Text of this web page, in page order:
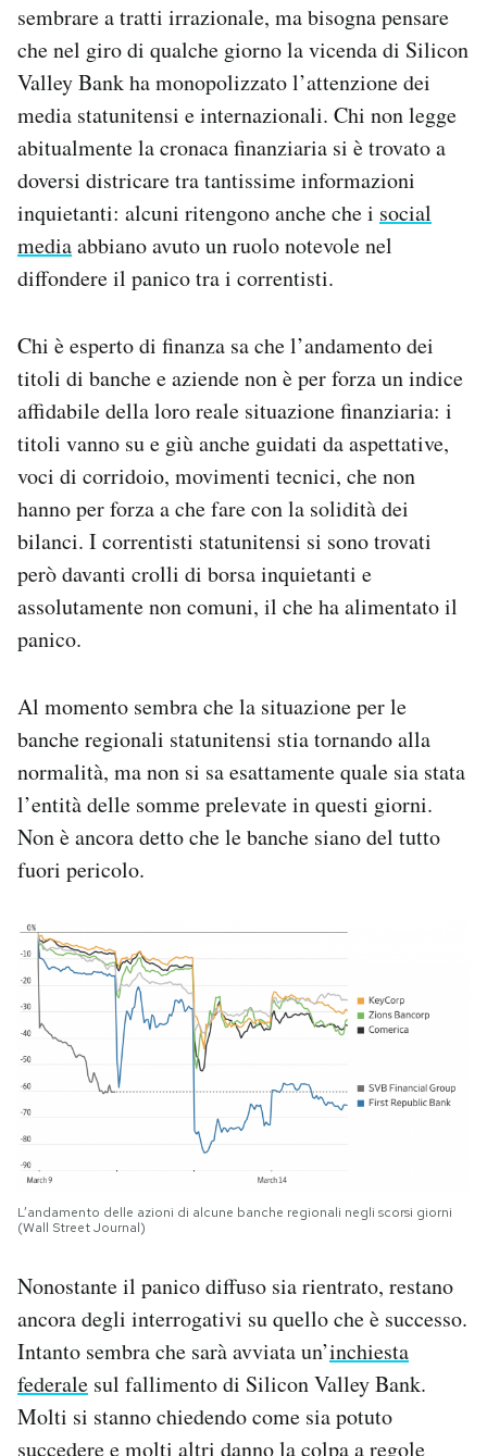
sembrare a tratti irrazionale, ma bisogna pensare
che nel giro di qualche giorno la vicenda di Silicon
Valley Bank ha monopolizzato l’attenzione dei
media statunitensi e internazionali. Chi non legge
abitualmente la cronaca finanziaria si è trovato a
doversi districare tra tantissime informazioni
inquietanti: alcuni ritengono anche che i social
mediaabbiano avuto un ruolo notevole nel
diffondere il panico tra i correntisti.
Chi è esperto di finanza sa che l’andamento dei
titoli di banche e aziende non è per forza un indice
affidabile della loro reale situazione finanziaria: i
titoli vanno su e giù anche guidati da aspettative,
voci di corridoio, movimenti tecnici, che non
hanno per forza a che fare con la solidità dei
bilanci. I correntisti statunitensi si sono trovati
però davanti crolli di borsa inquietanti e
assolutamente non comuni, il che ha alimentato il
panico.
Al momento sembra che la situazione per le
banche regionali statunitensi stia tornando alla
normalità, ma non si sa esattamente quale sia stata
l’entità delle somme prelevate in questi giorni.
Non è ancora detto che le banche siano del tutto
fuori pericolo.
L’andamento delle azioni di alcune banche regionali negli scorsi giorni
(Wall Street Journal)
Nonostante il panico diffuso sia rientrato, restano
ancora degli interrogativi su quello che è successo.
Intanto sembra che sarà avviata un’inchiesta
federale sul fallimento di Silicon Valley Bank.
Molti si stanno chiedendo come sia potuto
succedere e molti altri danno la colpa a regole